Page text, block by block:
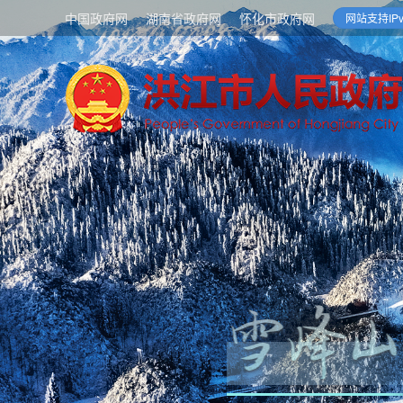
中国政府网 湖南省政府网 怀化市政府网 网站支持